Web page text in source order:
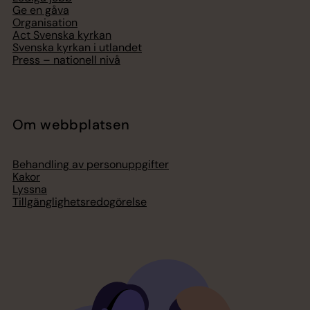
Ge en gåva
Organisation
Act Svenska kyrkan
Svenska kyrkan i utlandet
Press – nationell nivå
Om webbplatsen
Behandling av personuppgifter
Kakor
Lyssna
Tillgänglighetsredogörelse